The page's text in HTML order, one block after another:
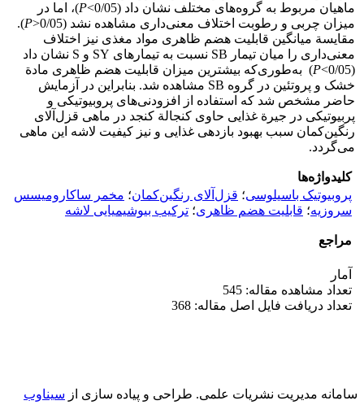
ماهیان مربوط به گروه‌های مختلف نشان داد (0/05>
P)، اما در
میزان چربی و رطوبت اختلاف معنی‌داری مشاهده نشد (0/05<
P
).
مقایسة میانگین قابلیت هضم ظاهری مواد مغذی نیز اختلاف
معنی‌‌‌داری را میان تیمار SB نسبت به تیمارهای SY و S نشان داد
(0/05>
P) به‌طوری‌که بیشترین میزان قابلیت هضم ظاهری مادة
خشک و پروتئین در گروه SB مشاهده شد. بنابراین در آزمایش
حاضر مشخص شد که استفاده از افزودنی‌های پروبیوتیکی و
پربیوتیکی در جیرة غذایی حاوی کنجالة کنجد در ماهی قزل‌آلای
رنگین‌کمان سبب بهبود بازدهی غذایی و نیز کیفیت لاشه این ماهی
می‌گردد.
کلیدواژه‌ها
پروبیوتیک باسیلوسی؛ قزل‌آلای رنگین‌کمان؛ مخمر ساکارومیسس
سروزیه؛ قابلیت هضم ظاهری؛ ترکیب بیوشیمیایی لاشه
مراجع
آمار
تعداد مشاهده مقاله: 545
تعداد دریافت فایل اصل مقاله: 368
سامانه مدیریت نشریات علمی. طراحی و پیاده سازی از سیناوب